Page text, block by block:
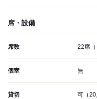
席・設備
席数 22席（
個室 無
貸切 可（20